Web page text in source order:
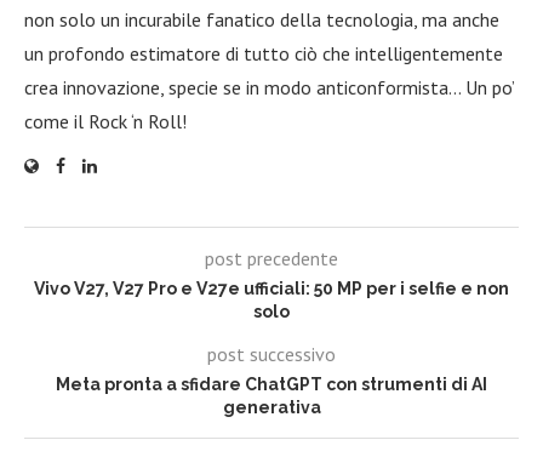
non solo un incurabile fanatico della tecnologia, ma anche
un profondo estimatore di tutto ciò che intelligentemente
crea innovazione, specie se in modo anticonformista… Un po’
come il Rock ‘n Roll!
post precedente
Vivo V27, V27 Pro e V27e ufficiali: 50 MP per i selfie e non
solo
post successivo
Meta pronta a sfidare ChatGPT con strumenti di AI
generativa